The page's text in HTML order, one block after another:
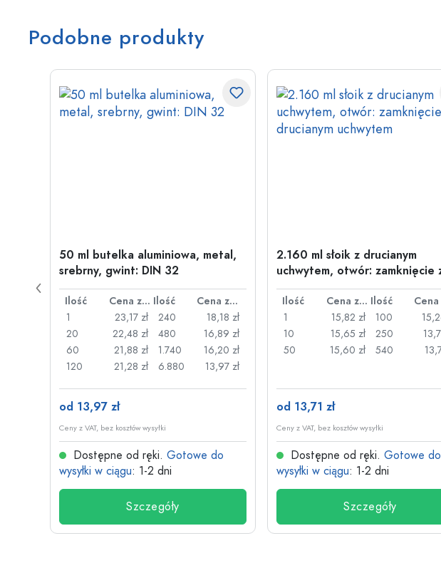
Podobne produkty
50 ml butelka aluminiowa, metal,
srebrny, gwint: DIN 32
Ilość Cena za sztukę Ilość
Cena za sztukę
1
23,17 zł
20
22,48 zł
60
21,88 zł
120
21,28 zł
240
18,18 zł
480
16,89 zł
1.740
16,20 zł
6.880
13,97 zł
od 13,97 zł
Ceny z VAT, bez kosztów wysyłki
Dostępne od ręki. Gotowe do
wysyłki w ciągu: 1-2 dni
Szczegóły
2.160 ml słoik z drucianym
uchwytem, otwór: zamknięcie
drucianym uchwytem
Ilość Cena za sztukę Ilość
1
15,82 zł
10
15,65 zł
50
15,60 zł
100
250
540
od 13,71 zł
Ceny z VAT, bez kosztów wysyłki
Dostępne od ręki. Gotowe do
wysyłki w ciągu: 1-2 dni
Szczegóły